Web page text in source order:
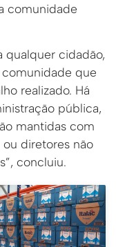
comunidade
qualquer cidadão,
que
realizado. Há
pública,
mantidas com
ou diretores não
concluiu.